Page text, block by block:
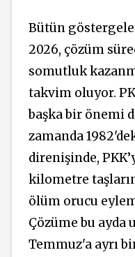
Bütün
2026, çözüm
somutluk
takvim oluyor.
başka bir önemi
zamanda
direnişinde,
kilometre
ölüm orucu
Çözüme bu ayda
Temmuz'a ayrı